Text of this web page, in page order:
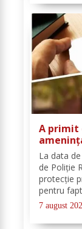
A primit
La data
de Poliție
protecție
pentru
stat, și-ar
mesaje
7 august